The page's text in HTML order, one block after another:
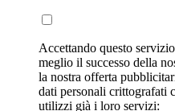
Accettando questo
meglio il successo della
la nostra offerta
dati personali crittografati
utilizzi già i loro servizi: